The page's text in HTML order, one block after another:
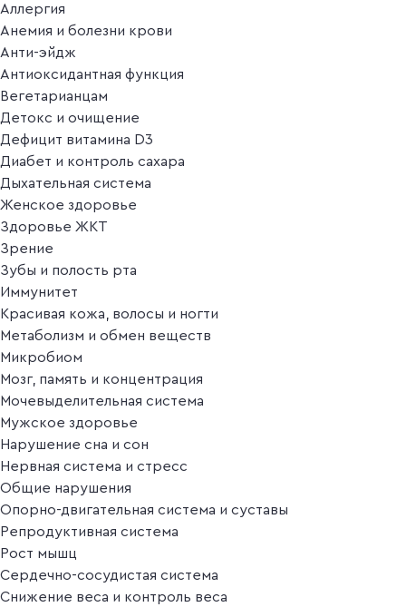
Аллергия
Анемия и болезни крови
Анти-эйдж
Антиоксидантная функция
Вегетарианцам
Детокс и очищение
Дефицит витамина D3
Диабет и контроль сахара
Дыхательная система
Женское здоровье
Здоровье ЖКТ
Зрение
Зубы и полость рта
Иммунитет
Красивая кожа, волосы и ногти
Метаболизм и обмен веществ
Микробиом
Мозг, память и концентрация
Мочевыделительная система
Мужское здоровье
Нарушение сна и сон
Нервная система и стресс
Общие нарушения
Опорно-двигательная система и суставы
Репродуктивная система
Рост мышц
Сердечно-сосудистая система
Снижение веса и контроль веса